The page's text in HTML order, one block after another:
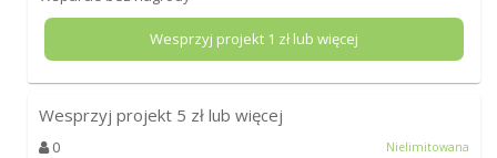
Wesprzyj projekt 1 zł lub więcej
Wesprzyj projekt 5 zł lub więcej
0 Nielimitowana